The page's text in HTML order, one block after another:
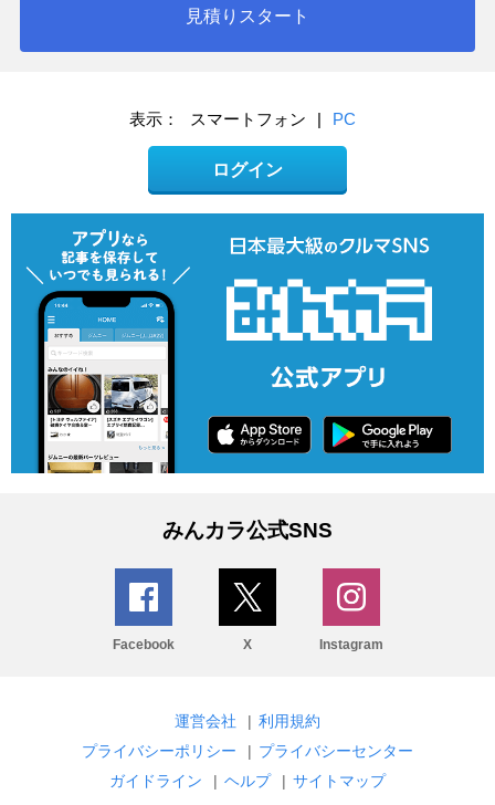
見積りスタート
表示： スマートフォン | PC
ログイン
みんカラ公式SNS
Facebook X Instagram
運営会社 | 利用規約
プライバシーポリシー
| プライバシーセンター
ガイドライン
| ヘルプ | サイトマップ